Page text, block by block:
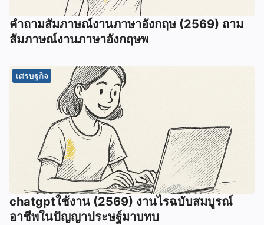
คําถามสัมภาษณ์งานภาษาอังกฤษ (2569) ถาม
สัมภาษณ์งานภาษาอังกฤษพ
เศรษฐกิจ
chatgptใช้งาน (2569) งานไรฉบับสมบูรณ์
อาชีพในปัญญาประษฐ์มาบทบ